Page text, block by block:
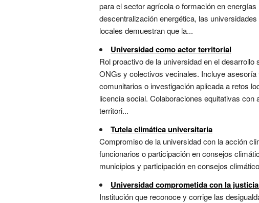
para el sector agrícola o formación en
descentralización energética, las
locales demuestran que la...
Universidad como actor territorial
Rol proactivo de la universidad en el
ONGs y colectivos vecinales. Incluye
comunitarios o investigación aplicada a retos
licencia social. Colaboraciones equitativas
territori...
Tutela climática universitaria
Compromiso de la universidad con la acción
funcionarios o participación en consejos
municipios y participación en consejos
Universidad comprometida con la
Institución que reconoce y corrige las